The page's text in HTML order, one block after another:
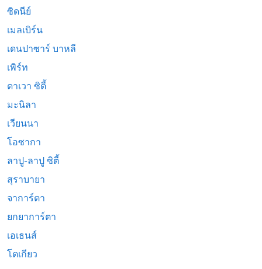
ซิดนีย์
เมลเบิร์น
เดนปาซาร์ บาหลี
เพิร์ท
ดาเวา ซิตี้
มะนิลา
เวียนนา
โอซากา
ลาปู-ลาปู ซิตี้
สุราบายา
จาการ์ตา
ยกยาการ์ตา
เอเธนส์
โตเกียว